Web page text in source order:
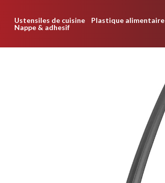
Ustensiles de cuisine Plastique alimentaire
Nappe & adhesif